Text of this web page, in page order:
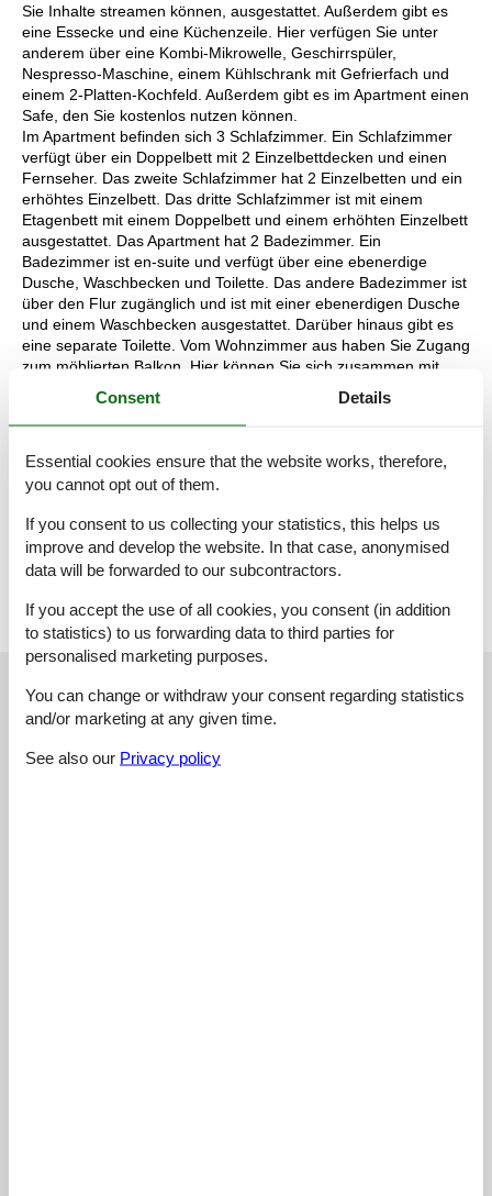
Sie Inhalte streamen können, ausgestattet. Außerdem gibt es
eine Essecke und eine Küchenzeile. Hier verfügen Sie unter
anderem über eine Kombi-Mikrowelle, Geschirrspüler,
Nespresso-Maschine, einem Kühlschrank mit Gefrierfach und
einem 2-Platten-Kochfeld. Außerdem gibt es im Apartment einen
Safe, den Sie kostenlos nutzen können.
Im Apartment befinden sich 3 Schlafzimmer. Ein Schlafzimmer
verfügt über ein Doppelbett mit 2 Einzelbettdecken und einen
Fernseher. Das zweite Schlafzimmer hat 2 Einzelbetten und ein
erhöhtes Einzelbett. Das dritte Schlafzimmer ist mit einem
Etagenbett mit einem Doppelbett und einem erhöhten Einzelbett
ausgestattet. Das Apartment hat 2 Badezimmer. Ein
Badezimmer ist en-suite und verfügt über eine ebenerdige
Dusche, Waschbecken und Toilette. Das andere Badezimmer ist
über den Flur zugänglich und ist mit einer ebenerdigen Dusche
und einem Waschbecken ausgestattet. Darüber hinaus gibt es
eine separate Toilette. Vom Wohnzimmer aus haben Sie Zugang
zum möblierten Balkon. Hier können Sie sich zusammen mit
auf die Berge genießen.
Während Ihres Aufenthalts können Sie Ihr Auto auf dem
kostenlos WLAN nutzen. Als Hotelgast haben Sie außerdem
kostenlosen Zugang zum Wellnessbereich mit drei Saunen,
Die Aufteilung der Unterkunft kann variieren. Die Grundrisse und
Bilder vermitteln einen guten Eindruck, dienen aber nur zur
Veranschaulichung.
External reviews External reviews
4,4
Consent Details
Essential cookies ensure that the website works, therefore,
you cannot opt out of them.
If you consent to us collecting your statistics, this helps us
improve and develop the website. In that case, anonymised
data will be forwarded to our subcontractors.
If you accept the use of all cookies, you consent (in addition
to statistics) to us forwarding data to third parties for
personalised marketing purposes.
You can change or withdraw your consent regarding statistics
and/or marketing at any given time.
See also our Privacy policy